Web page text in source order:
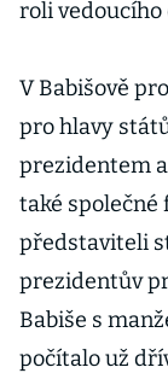
roli vedoucího
V Babišově
pro hlavy
prezidentem
také společné
představiteli
prezidentův
Babiše s
počítalo už